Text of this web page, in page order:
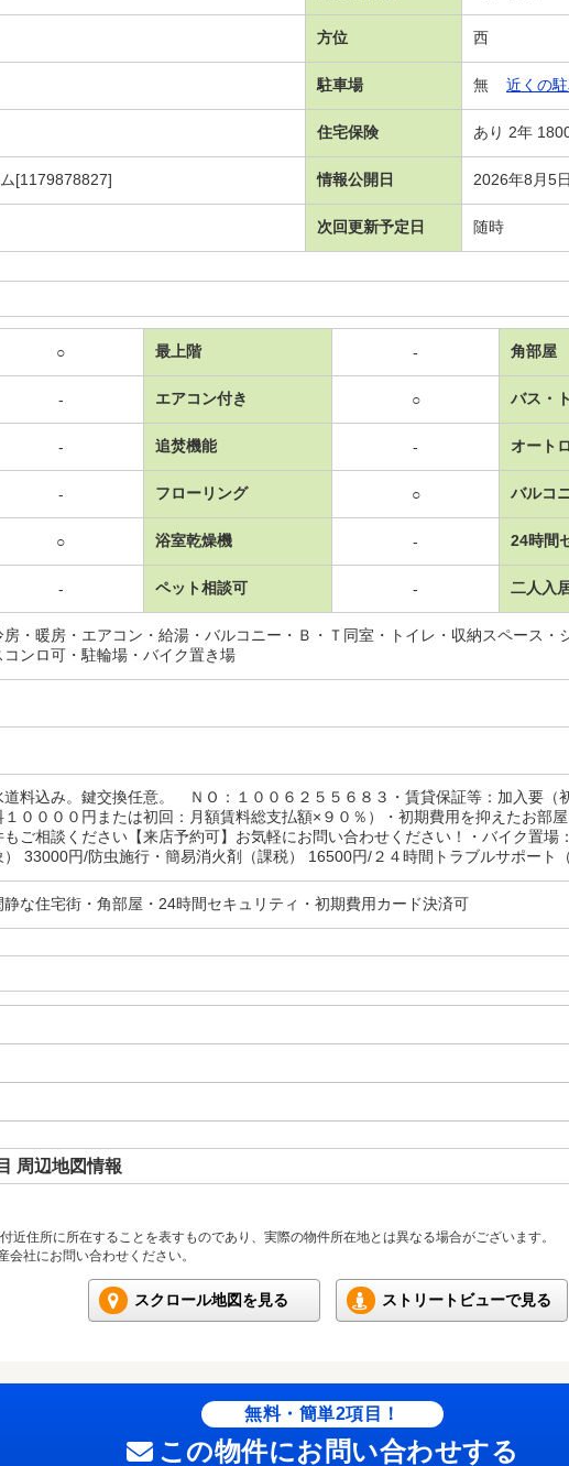
方位 西
駐車場 無 近くの
住宅保険 あり 2年
[1179878827] 情報公開日 2026年8月5日
次回更新予定日 随時
○ 最上階 - 角部屋
- エアコン付き ○ バス・
- 追焚機能 - オート
- フローリング ○ バルコ
○ 浴室乾燥機 - 24時間
- ペット相談可 - 二人入
房・暖房・エアコン・給湯・バルコニー・Ｂ・Ｔ同室・トイレ・収納スペース・
コンロ可・駐輪場・バイク置き場
道料込み。鍵交換任意。 ＮＯ：１００６２５５６８３・賃貸保証等：加入要（
１００００円または初回：月額賃料総支払額×９０％）・初期費用を抑えたお部
もご相談ください【来店予約可】お気軽にお問い合わせください！・バイク置場
） 33000円/防虫施行・簡易消火剤（課税） 16500円/２４時間トラブルサポート
静な住宅街・角部屋・24時間セキュリティ・初期費用カード決済可
周辺地図情報
近住所に所在することを表すものであり、実際の物件所在地とは異なる場合がございます。
社にお問い合わせください。
スクロール地図を見る ストリートビューで見る
無料・簡単2項目！
この物件にお問い合わせする